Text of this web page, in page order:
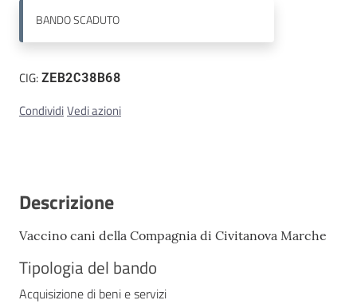
BANDOSCADUTO
CIG:ZEB2C38B68
CondividiVedi azioni
Descrizione
Vaccino cani della Compagnia di Civitanova Marche
Tipologia del bando
Acquisizione di beni e servizi